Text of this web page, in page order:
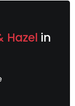
Hazel in